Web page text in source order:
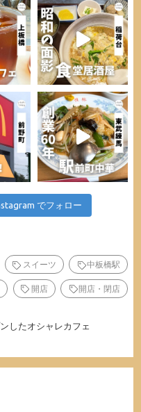
でフォロー
スイーツ 中板橋駅
開店 開店・閉店
したオシャレカフェ